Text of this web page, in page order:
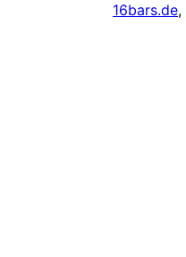
16bars.de,